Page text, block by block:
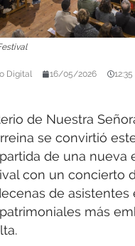
Digital 16/05/2026 12:35
de Nuestra
se convirtió
de una nueva
con un concierto
de asistentes
más